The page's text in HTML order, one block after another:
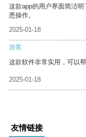
这款app的用户界面简洁
悉操作。
2025-01-18
游客
这款软件非常实用，可以
2025-01-18
友情链接